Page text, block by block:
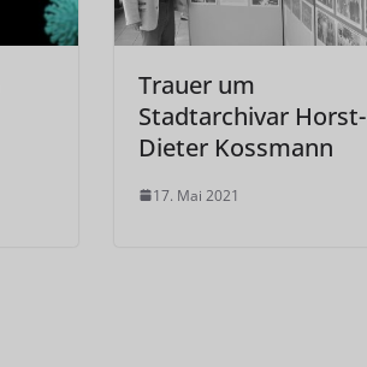
Trauer um
Stadtarchivar Horst-
Dieter Kossmann
17. Mai 2021